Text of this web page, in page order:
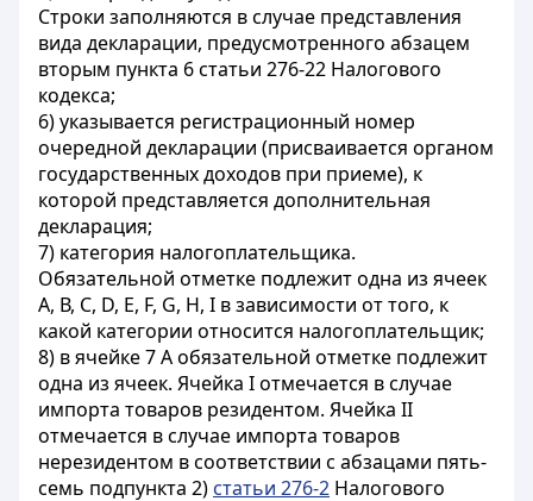
Строки заполняются в случае представления
вида декларации, предусмотренного абзацем
вторым пункта 6 статьи 276-22 Налогового
кодекса;
6) указывается регистрационный номер
очередной декларации (присваивается органом
государственных доходов при приеме), к
которой представляется дополнительная
декларация;
7) категория налогоплательщика.
Обязательной отметке подлежит одна из ячеек
А, В, С, D, E, F, G, Н, I в зависимости от того, к
какой категории относится налогоплательщик;
8) в ячейке 7 А обязательной отметке подлежит
одна из ячеек. Ячейка I отмечается в случае
импорта товаров резидентом. Ячейка II
отмечается в случае импорта товаров
нерезидентом в соответствии с абзацами пять-
семь подпункта 2) статьи 276-2 Налогового